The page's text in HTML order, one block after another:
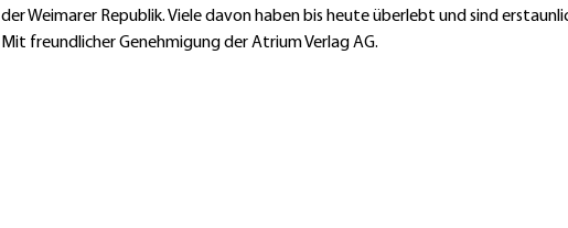
der Weimarer Republik. Viele davon haben bis heute überlebt und sind
Mit freundlicher Genehmigung der Atrium Verlag AG.